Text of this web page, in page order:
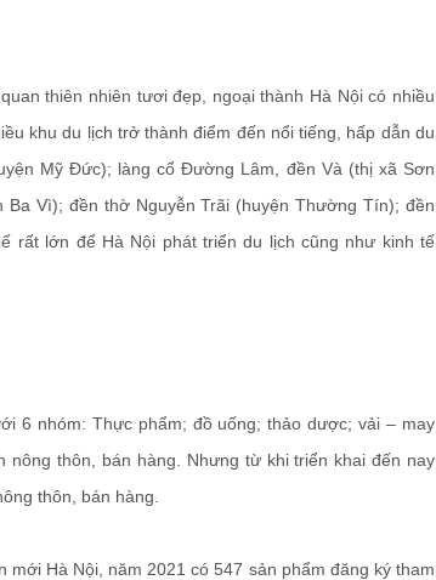
thiên nhiên tươi đẹp, ngoại thành Hà Nội có nhiều
khu du lịch trở thành điểm đến nổi tiếng, hấp dẫn du
Mỹ Đức); làng cổ Đường Lâm, đền Và (thị xã Sơn
Vì); đền thờ Nguyễn Trãi (huyện Thường Tín); đền
rất lớn để Hà Nội phát triển du lịch cũng như kinh tế
6 nhóm: Thực phẩm; đồ uống; thảo dược; vải – may
thôn, bán hàng. Nhưng từ khi triển khai đến nay
thôn, bán hàng.
Hà Nội, năm 2021 có 547 sản phẩm đăng ký tham